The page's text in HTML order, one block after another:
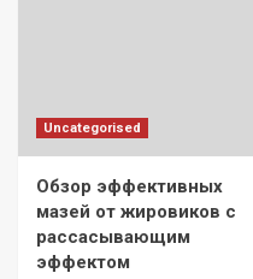
Uncategorised
Обзор эффективных
мазей от жировиков с
рассасывающим
эффектом